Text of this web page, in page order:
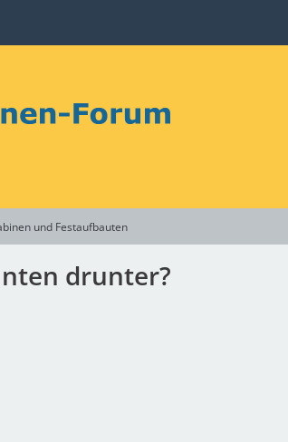
und Festaufbauten
drunter?